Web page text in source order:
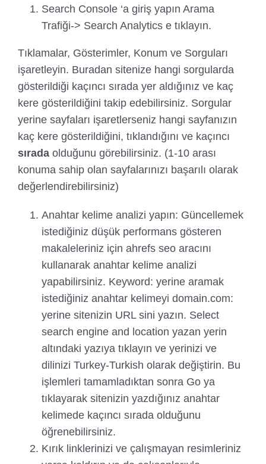
Search Console ‘a giriş yapın Arama
Trafiği-> Search Analytics e tıklayın.
Tıklamalar, Gösterimler, Konum ve Sorguları
işaretleyin. Buradan sitenize hangi sorgularda
gösterildiği kaçıncı sırada yer aldığınız ve kaç
kere gösterildiğini takip edebilirsiniz. Sorgular
yerine sayfaları işaretlerseniz hangi sayfanızın
kaç kere gösterildiğini, tıklandığını ve kaçıncı
sırada olduğunu görebilirsiniz. (1-10 arası
konuma sahip olan sayfalarınızı başarılı olarak
değerlendirebilirsiniz)
Anahtar kelime analizi yapın: Güncellemek
istediğiniz düşük performans gösteren
makaleleriniz için ahrefs seo aracını
kullanarak anahtar kelime analizi
yapabilirsiniz. Keyword: yerine aramak
istediğiniz anahtar kelimeyi domain.com:
yerine sitenizin URL sini yazın. Select
search engine and location yazan yerin
altındaki yazıya tıklayın ve yerinizi ve
dilinizi Turkey-Turkish olarak değiştirin. Bu
işlemleri tamamladıktan sonra Go ya
tıklayarak sitenizin yazdığınız anahtar
kelimede kaçıncı sırada olduğunu
öğrenebilirsiniz.
Kırık linklerinizi ve çalışmayan resimleriniz